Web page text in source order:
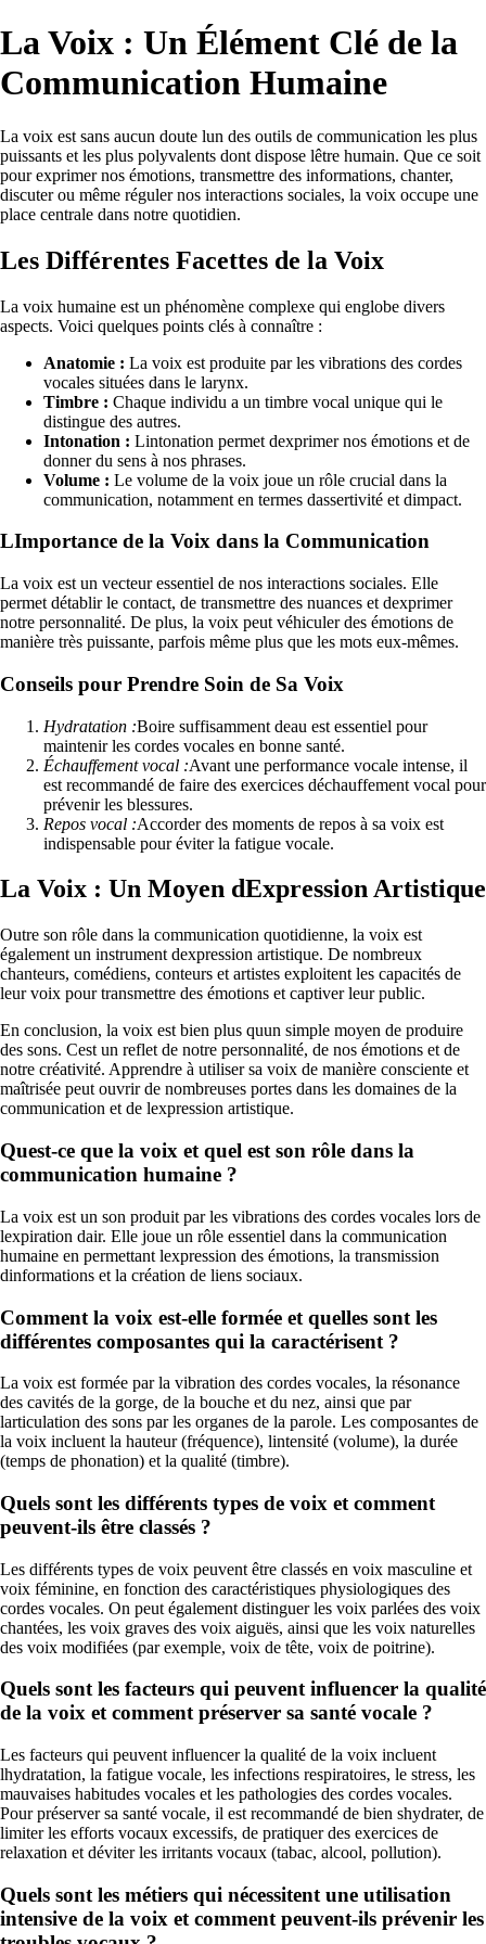
La Voix : Un Élément Clé de la
Communication Humaine
La voix est sans aucun doute lun des outils de communication les plus
puissants et les plus polyvalents dont dispose lêtre humain. Que ce soit
pour exprimer nos émotions, transmettre des informations, chanter,
discuter ou même réguler nos interactions sociales, la voix occupe une
place centrale dans notre quotidien.
Les Différentes Facettes de la Voix
La voix humaine est un phénomène complexe qui englobe divers
aspects. Voici quelques points clés à connaître :
Anatomie : La voix est produite par les vibrations des cordes
vocales situées dans le larynx.
Timbre : Chaque individu a un timbre vocal unique qui le
distingue des autres.
Intonation : Lintonation permet dexprimer nos émotions et de
donner du sens à nos phrases.
Volume : Le volume de la voix joue un rôle crucial dans la
communication, notamment en termes dassertivité et dimpact.
LImportance de la Voix dans la Communication
La voix est un vecteur essentiel de nos interactions sociales. Elle
permet détablir le contact, de transmettre des nuances et dexprimer
notre personnalité. De plus, la voix peut véhiculer des émotions de
manière très puissante, parfois même plus que les mots eux-mêmes.
Conseils pour Prendre Soin de Sa Voix
Hydratation :Boire suffisamment deau est essentiel pour
maintenir les cordes vocales en bonne santé.
Échauffement vocal :Avant une performance vocale intense, il
est recommandé de faire des exercices déchauffement vocal pour
prévenir les blessures.
Repos vocal :Accorder des moments de repos à sa voix est
indispensable pour éviter la fatigue vocale.
La Voix : Un Moyen dExpression Artistique
Outre son rôle dans la communication quotidienne, la voix est
également un instrument dexpression artistique. De nombreux
chanteurs, comédiens, conteurs et artistes exploitent les capacités de
leur voix pour transmettre des émotions et captiver leur public.
En conclusion, la voix est bien plus quun simple moyen de produire
des sons. Cest un reflet de notre personnalité, de nos émotions et de
notre créativité. Apprendre à utiliser sa voix de manière consciente et
maîtrisée peut ouvrir de nombreuses portes dans les domaines de la
communication et de lexpression artistique.
Quest-ce que la voix et quel est son rôle dans la
communication humaine ?
La voix est un son produit par les vibrations des cordes vocales lors de
lexpiration dair. Elle joue un rôle essentiel dans la communication
humaine en permettant lexpression des émotions, la transmission
dinformations et la création de liens sociaux.
Comment la voix est-elle formée et quelles sont les
différentes composantes qui la caractérisent ?
La voix est formée par la vibration des cordes vocales, la résonance
des cavités de la gorge, de la bouche et du nez, ainsi que par
larticulation des sons par les organes de la parole. Les composantes de
la voix incluent la hauteur (fréquence), lintensité (volume), la durée
(temps de phonation) et la qualité (timbre).
Quels sont les différents types de voix et comment
peuvent-ils être classés ?
Les différents types de voix peuvent être classés en voix masculine et
voix féminine, en fonction des caractéristiques physiologiques des
cordes vocales. On peut également distinguer les voix parlées des voix
chantées, les voix graves des voix aiguës, ainsi que les voix naturelles
des voix modifiées (par exemple, voix de tête, voix de poitrine).
Quels sont les facteurs qui peuvent influencer la qualité
de la voix et comment préserver sa santé vocale ?
Les facteurs qui peuvent influencer la qualité de la voix incluent
lhydratation, la fatigue vocale, les infections respiratoires, le stress, les
mauvaises habitudes vocales et les pathologies des cordes vocales.
Pour préserver sa santé vocale, il est recommandé de bien shydrater, de
limiter les efforts vocaux excessifs, de pratiquer des exercices de
relaxation et déviter les irritants vocaux (tabac, alcool, pollution).
Quels sont les métiers qui nécessitent une utilisation
intensive de la voix et comment peuvent-ils prévenir les